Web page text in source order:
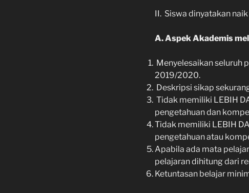
II. Siswa dinyatakan
A. Aspek Akademis
Menyelesaikan seluruh
2019/2020.
Deskripsi sikap
Tidak memiliki LEBIH
pengetahuan dan
Tidak memiliki LEBIH
pengetahuan atau
Apabila ada mata
pelajaran dihitung dari
Ketuntasan belajar